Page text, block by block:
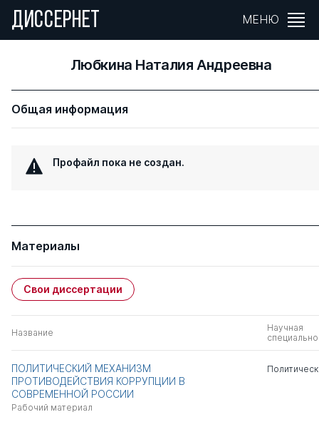
ДИССЕРНЕТ МЕНЮ
Любкина Наталия Андреевна
Общая информация
Профайл пока не создан.
Материалы
Свои диссертации
Название
Научная
ПОЛИТИЧЕСКИЙ МЕХАНИЗМ
ПРОТИВОДЕЙСТВИЯ КОРРУПЦИИ В
СОВРЕМЕННОЙ РОССИИ
Рабочий материал